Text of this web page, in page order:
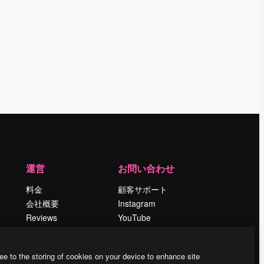
運営
料金
会社概要
Reviews
ブログ
お問い合わせ
顧客サポート
Instagram
YouTube
Discord
to the storing of cookies on your device to enhance site